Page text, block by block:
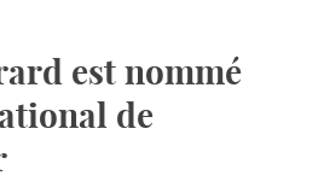
est nommé
de